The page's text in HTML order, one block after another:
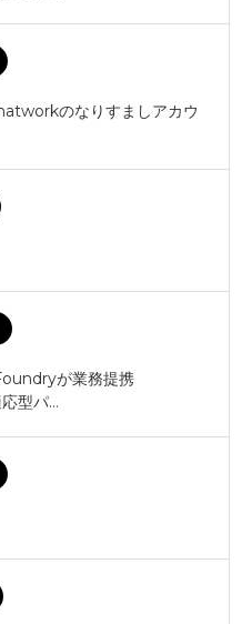
のなりすましアカウ
が業務提携
型パ…